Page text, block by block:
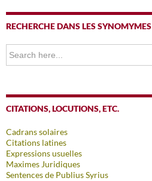
RECHERCHE DANS LES SYNOMYMES
Search
for:
CITATIONS, LOCUTIONS, ETC.
Cadrans solaires
Citations latines
Expressions usuelles
Maximes Juridiques
Sentences de Publius Syrius